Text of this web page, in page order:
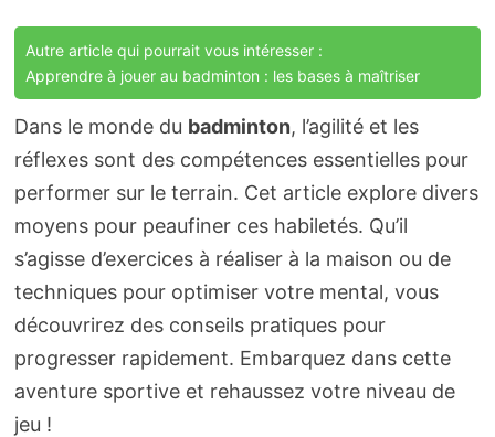
Autre article qui pourrait vous intéresser :
Apprendre à jouer au badminton : les bases à maîtriser
Dans le monde du badminton, l’agilité et les
réflexes sont des compétences essentielles pour
performer sur le terrain. Cet article explore divers
moyens pour peaufiner ces habiletés. Qu’il
s’agisse d’exercices à réaliser à la maison ou de
techniques pour optimiser votre mental, vous
découvrirez des conseils pratiques pour
progresser rapidement. Embarquez dans cette
aventure sportive et rehaussez votre niveau de
jeu !